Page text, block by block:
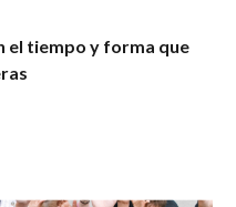
el tiempo y forma que